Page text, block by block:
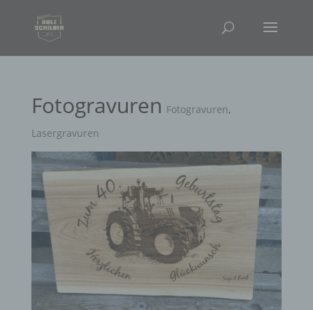
Fotogravuren Fotogravuren,
Lasergravuren